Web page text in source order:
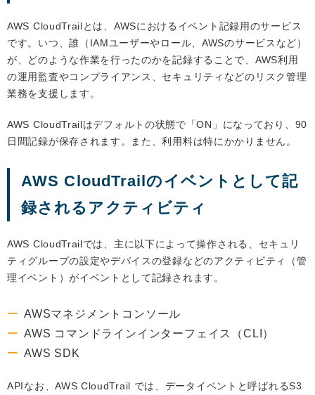
AWS CloudTrailとは、AWSにおけるイベント記録用のサービス
です。いつ、誰（IAMユーザーやロール、AWSのサービスなど）
が、どのような作業を行ったのかを記録することで、AWS利用
の運用監査やコンプライアンス、セキュリティなどのリスク管理
業務を支援します。
AWS CloudTrailはデフォルトの状態で「ON」になっており、90
日間記録が保存されます。また、利用料は特にかかりません。
AWS CloudTrailのイベントとして記
録されるアクティビティ
AWS CloudTrailでは、主に以下によって操作される、セキュリ
ティグループの設定やデバイスの登録などのアクティビティ（管
理イベント）がイベントとして記録されます。
AWSマネジメントコンソール
AWS コマンドラインインターフェイス（CLI）
AWS SDK
APIなお、AWS CloudTrail では、データイベントと呼ばれるS3